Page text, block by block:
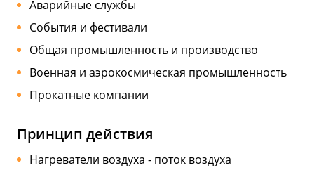
Аварийные службы
События и фестивали
Общая промышленность и производство
Военная и аэрокосмическая промышленность
Прокатные компании
Принцип действия
Нагреватели воздуха - поток воздуха